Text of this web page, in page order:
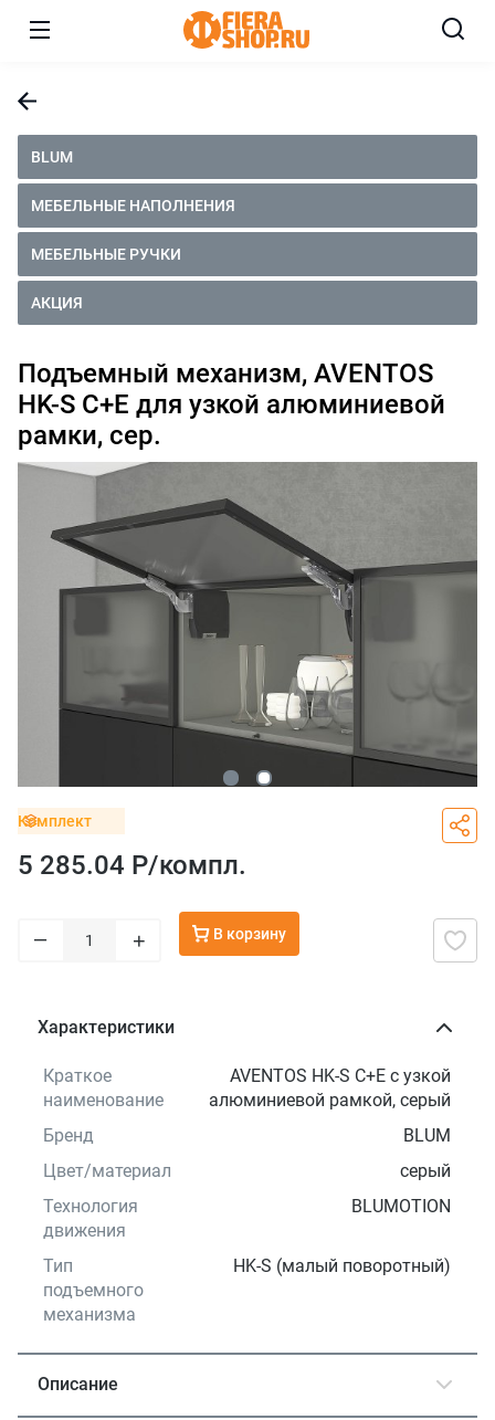
BLUM
МЕБЕЛЬНЫЕ НАПОЛНЕНИЯ
МЕБЕЛЬНЫЕ РУЧКИ
АКЦИЯ
Подъемный механизм, AVENTOS
HK-S C+E для узкой алюминиевой
рамки, сер.
Комплект
5 285.04 Р/компл.
– + В корзину
Характеристики
Краткое
наименование
AVENTOS HK-S C+E с узкой
алюминиевой рамкой, серый
Бренд
BLUM
Цвет/материал
серый
Технология
движения
BLUMOTION
Тип
подъемного
механизма
HK-S (малый поворотный)
Описание